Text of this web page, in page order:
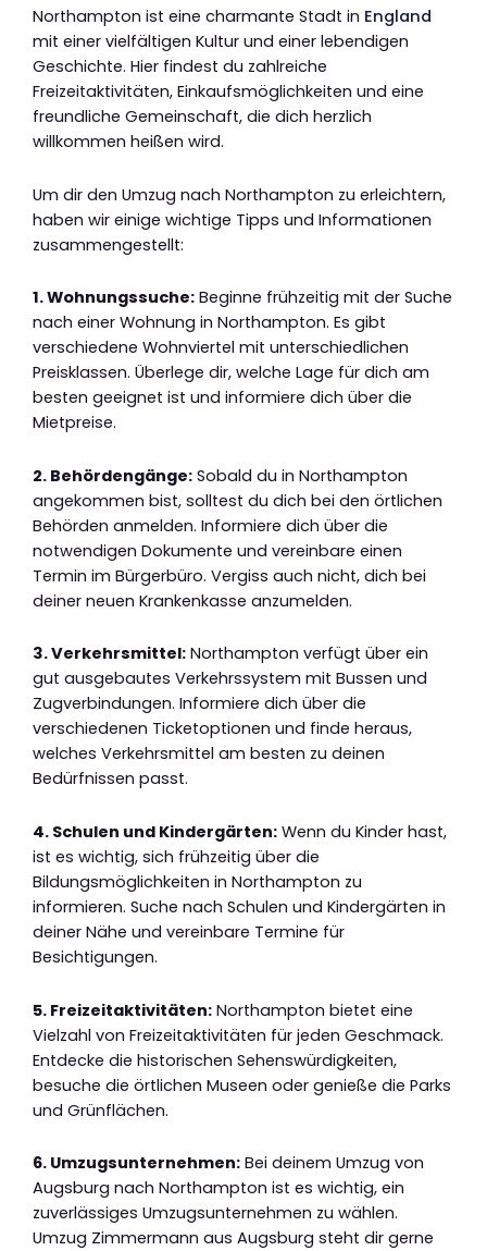
Northampton ist eine charmante Stadt in England
mit einer vielfältigen Kultur und einer lebendigen
Geschichte. Hier findest du zahlreiche
Freizeitaktivitäten, Einkaufsmöglichkeiten und eine
freundliche Gemeinschaft, die dich herzlich
willkommen heißen wird.
Um dir den Umzug nach Northampton zu erleichtern,
haben wir einige wichtige Tipps und Informationen
zusammengestellt:
1. Wohnungssuche: Beginne frühzeitig mit der Suche
nach einer Wohnung in Northampton. Es gibt
verschiedene Wohnviertel mit unterschiedlichen
Preisklassen. Überlege dir, welche Lage für dich am
besten geeignet ist und informiere dich über die
Mietpreise.
2. Behördengänge: Sobald du in Northampton
angekommen bist, solltest du dich bei den örtlichen
Behörden anmelden. Informiere dich über die
notwendigen Dokumente und vereinbare einen
Termin im Bürgerbüro. Vergiss auch nicht, dich bei
deiner neuen Krankenkasse anzumelden.
3. Verkehrsmittel: Northampton verfügt über ein
gut ausgebautes Verkehrssystem mit Bussen und
Zugverbindungen. Informiere dich über die
verschiedenen Ticketoptionen und finde heraus,
welches Verkehrsmittel am besten zu deinen
Bedürfnissen passt.
4. Schulen und Kindergärten: Wenn du Kinder hast,
ist es wichtig, sich frühzeitig über die
Bildungsmöglichkeiten in Northampton zu
informieren. Suche nach Schulen und Kindergärten in
deiner Nähe und vereinbare Termine für
Besichtigungen.
5. Freizeitaktivitäten: Northampton bietet eine
Vielzahl von Freizeitaktivitäten für jeden Geschmack.
Entdecke die historischen Sehenswürdigkeiten,
besuche die örtlichen Museen oder genieße die Parks
und Grünflächen.
6. Umzugsunternehmen: Bei deinem Umzug von
Augsburg nach Northampton ist es wichtig, ein
zuverlässiges Umzugsunternehmen zu wählen.
Umzug Zimmermann aus Augsburg steht dir gerne